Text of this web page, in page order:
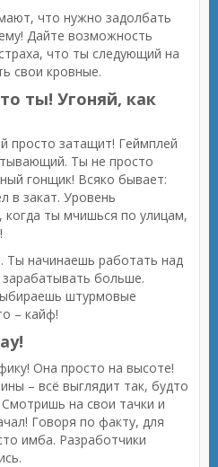
что нужно задолбать
Дайте возможность
что ты следующий на
свои кровные.
ты! Угоняй, как
просто затащит! Геймплей
Ты не просто
гонщик! Всяко бывает:
в закат. Уровень
когда ты мчишься по улицам,
Ты начинаешь работать над
больше.
штурмовые
– кайф!
Она просто на высоте!
– всё выглядит так, будто
на свои тачки и
Говоря по факту, для
имба. Разработчики